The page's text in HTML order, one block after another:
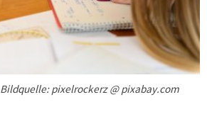
Bildquelle: pixelrockerz @ pixabay.com